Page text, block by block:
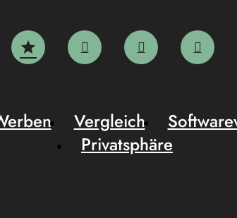
Vergleich
Privatsphäre